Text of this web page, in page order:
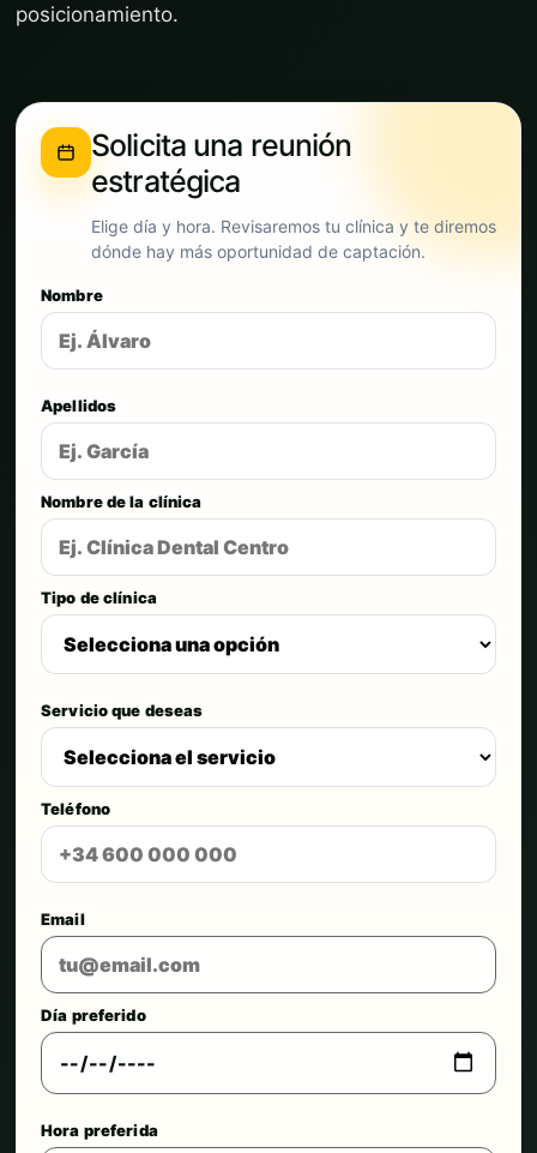
posicionamiento.
Solicita una reunión
estratégica
Elige día y hora. Revisaremos tu clínica y te diremos
dónde hay más oportunidad de captación.
Nombre
Apellidos
Nombre de la clínica
Tipo de clínica
Servicio que deseas
Teléfono
Email
Día preferido
Hora preferida